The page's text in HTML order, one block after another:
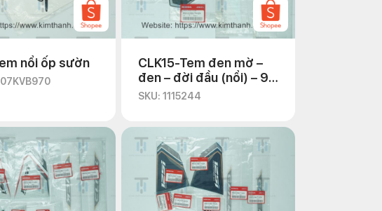
nổi ốp sườn
CLK15-Tem đen mờ –
đen – đời đầu (nổi) – 9
món
SKU: 1115244